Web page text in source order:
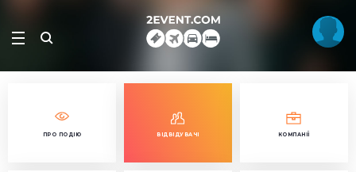
ПРО ПОДІЮ ВІДВІДУВАЧІ КОМПАНІЇ